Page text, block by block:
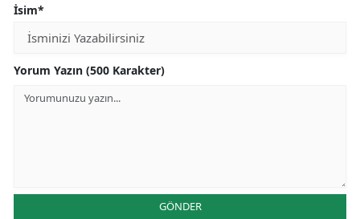
İsim*
Yorum Yazın (500 Karakter)
GÖNDER